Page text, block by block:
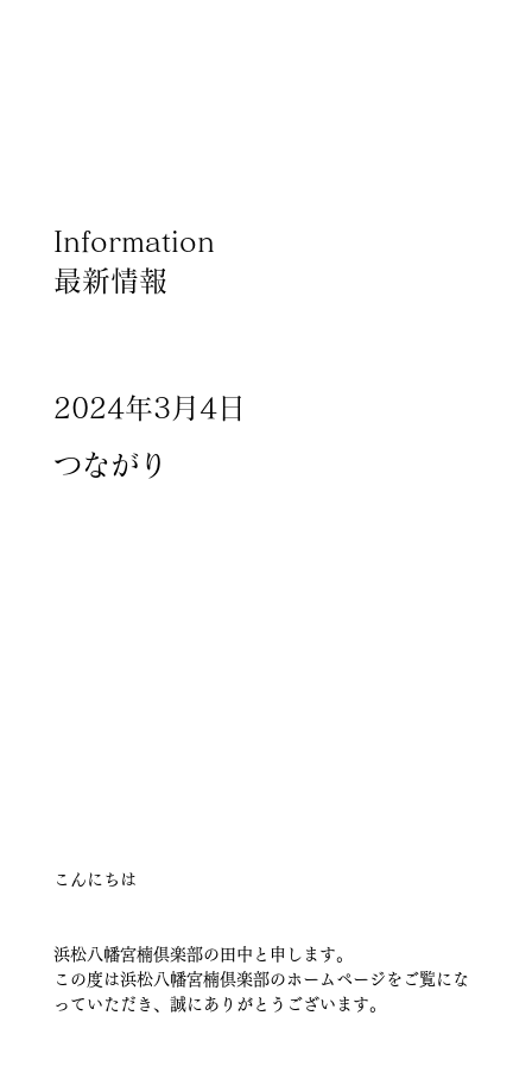
Information
最新情報
2024年3月4日
こんにちは
浜松八幡宮楠倶楽部の田中と申します。
この度は浜松八幡宮楠倶楽部のホームページをご覧にな
っていただき、誠にありがとうございます。
つながり